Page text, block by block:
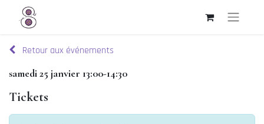
Retour aux événements
samedi 25 janvier 13:00-14:30
Tickets